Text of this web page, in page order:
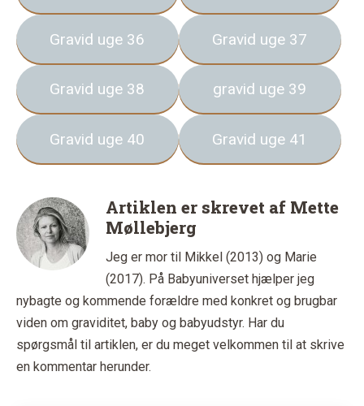
Gravid uge 36 Gravid uge 37
Gravid uge 38 gravid uge 39
Gravid uge 40 Gravid uge 41
Artiklen er skrevet af Mette
Møllebjerg
Jeg er mor til Mikkel (2013) og Marie
(2017). På Babyuniverset hjælper jeg
nybagte og kommende forældre med konkret og brugbar
viden om graviditet, baby og babyudstyr. Har du
spørgsmål til artiklen, er du meget velkommen til at skrive
en kommentar herunder.